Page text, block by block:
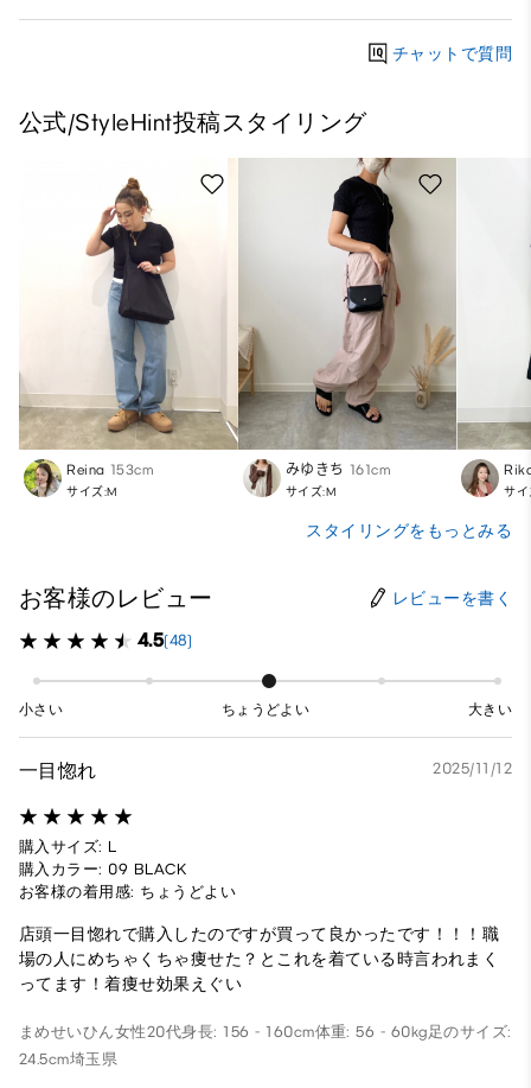
チャットで質問
公式/StyleHint投稿スタイリング
Reina 153cm
サイズ:M
みゆきち 161cm
サイズ:M サイ
スタイリングをもっとみる
お客様のレビュー レビューを書く
4.5(48)
小さい ちょうどよい 大きい
一目惚れ 2025/11/12
購入サイズ: L
購入カラー: 09 BLACK
お客様の着用感: ちょうどよい
店頭一目惚れで購入したのですが買って良かったです！！！職
場の人にめちゃくちゃ痩せた？とこれを着ている時言われまく
ってます！着痩せ効果えぐい
まめせいひん女性20代身長: 156 - 160cm体重: 56 - 60kg足のサイズ:
24.5cm埼玉県